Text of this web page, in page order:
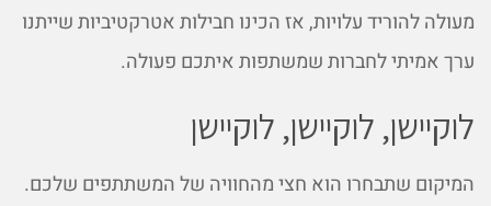
מעולה להוריד עלויות, אז הכינו חבילות אטרקטיביות שייתנו
ערך אמיתי לחברות שמשתפות איתכם פעולה.
לוקיישן, לוקיישן, לוקיישן
המיקום שתבחרו הוא חצי מהחוויה של המשתתפים שלכם.